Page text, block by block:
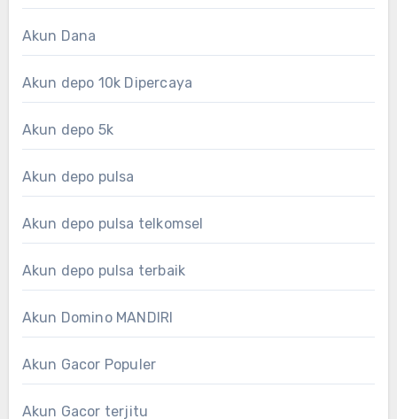
Akun Dana
Akun depo 10k Dipercaya
Akun depo 5k
Akun depo pulsa
Akun depo pulsa telkomsel
Akun depo pulsa terbaik
Akun Domino MANDIRI
Akun Gacor Populer
Akun Gacor terjitu